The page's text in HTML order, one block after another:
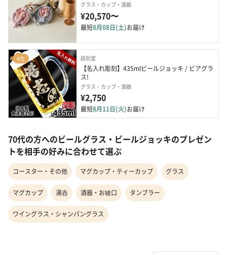
グラス・カップ・酒器
¥20,570〜
最短8月08日(土)お届け
4位 超刻堂
【名入れ彫刻】435mlビールジョッキ / ビアグラ
ス!
グラス・カップ・酒器
¥2,750
最短8月11日(火)お届け
70代の方へのビールグラス・ビールジョッキのプレゼン
トを相手の好みに合わせて選ぶ
コースター・その他 マグカップ・ティーカップ グラス
マグカップ 湯呑 酒器・お猪口 タンブラー
ワイングラス・シャンパングラス